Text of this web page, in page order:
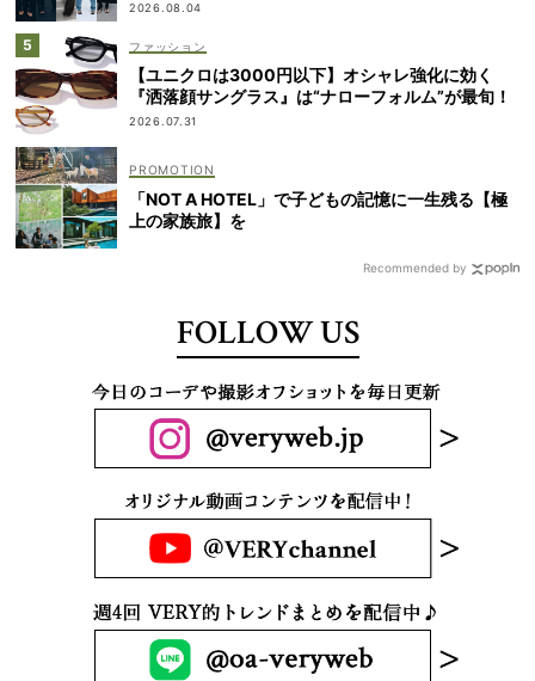
2026.08.04
ファッション
【ユニクロは3000円以下】オシャレ強化に効く
『洒落顔サングラス』は“ナローフォルム”が最旬！
2026.07.31
「NOT A HOTEL」で子どもの記憶に一生残る【極
上の家族旅】を
Recommended by
FOLLOW US